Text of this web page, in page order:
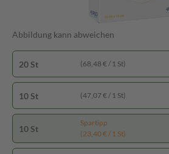
Abbildung kann abweichen
20 St (68,48 € / 1 St)
10 St (47,07 € / 1 St)
10 St
Spartipp
(23,40 € / 1 St)